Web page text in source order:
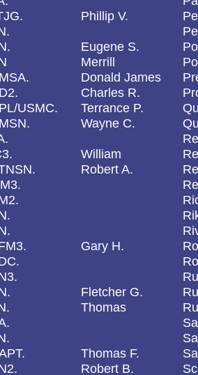
Phillip V.
Eugene S.
Merrill
Donald James
Charles R.
USMC.
Terrance P.
Wayne C.
William
Robert A.
Gary H.
Fletcher G.
Thomas
Thomas F.
Robert B.